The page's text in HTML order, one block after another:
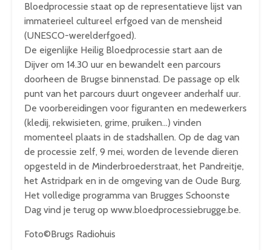
Bloedprocessie staat op de representatieve lijst van
immaterieel cultureel erfgoed van de mensheid
(UNESCO-werelderfgoed).
De eigenlijke Heilig Bloedprocessie start aan de
Dijver om 14.30 uur en bewandelt een parcours
doorheen de Brugse binnenstad. De passage op elk
punt van het parcours duurt ongeveer anderhalf uur.
De voorbereidingen voor figuranten en medewerkers
(kledij, rekwisieten, grime, pruiken…) vinden
momenteel plaats in de stadshallen. Op de dag van
de processie zelf, 9 mei, worden de levende dieren
opgesteld in de Minderbroederstraat, het Pandreitje,
het Astridpark en in de omgeving van de Oude Burg.
Het volledige programma van Brugges Schoonste
Dag vind je terug op www.bloedprocessiebrugge.be.
Foto©Brugs Radiohuis